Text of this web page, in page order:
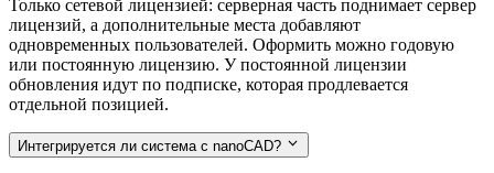
Только сетевой лицензией: серверная часть поднимает сервер
лицензий, а дополнительные места добавляют
одновременных пользователей. Оформить можно годовую
или постоянную лицензию. У постоянной лицензии
обновления идут по подписке, которая продлевается
отдельной позицией.
Интегрируется ли система с nanoCAD?